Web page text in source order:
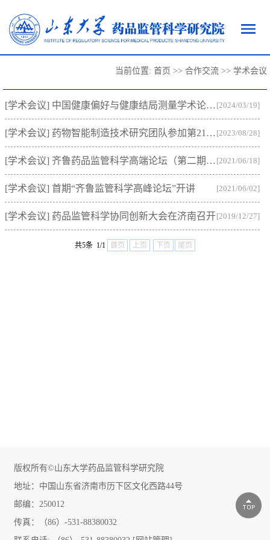
当前位置: 首页 >> 合作交流 >> 学术会议
[学术会议] 中国健康偏好与健康结局测量学术论坛举行 [2024/03/19]
[学术会议] 药物智能制造技术研究团队参加第21届国际近红外光谱大会 [2023/08/28]
[学术会议] 齐鲁药品监管科学高端论坛（第二期）成功举办 [2021/06/18]
[学术会议] 首期“齐鲁监管科学高峰论坛”开讲 [2021/06/02]
[学术会议] 药品监管科学协同创新大会在济南召开[2019/12/27]
共5条 1/1 首页 上页 下页 尾页
版权所有©山东大学药品监管科学研究院
地址：中国山东省济南市历下区文化西路44号
邮编：250012
传真：（86）-531-88380032